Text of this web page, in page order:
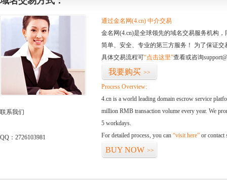
联系我们
QQ：2726103981
通过金名网(4.cn) 中介交易
金名网(4.cn)是全球领先的域名交易服务机构
简单、安全、专业的第三方服务！ 为了保证
具体交易流程可“点击这里”查看或咨询
我要购买 >>
Process Overview:
4.cn is a world leading domain escrow service
million RMB transaction volume every year. We
5 workdays.
For detailed process, you can “visit here” or contact
BUY NOW >>